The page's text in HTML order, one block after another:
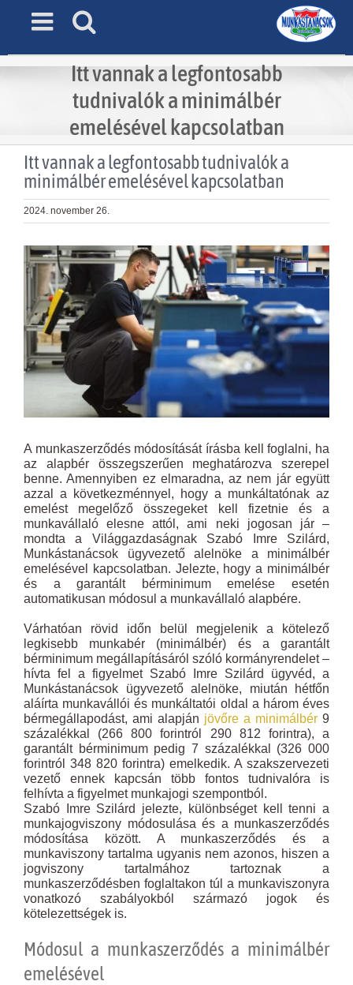
Itt vannak a legfontosabb
tudnivalók a minimálbér
emelésével kapcsolatban
Itt vannak a legfontosabb tudnivalók a
minimálbér emelésével kapcsolatban
2024. november 26.
View
Larger
Image
A munkaszerződés módosítását írásba kell foglalni, ha
az alapbér összegszerűen meghatározva szerepel
benne. Amennyiben ez elmaradna, az nem jár együtt
azzal a következménnyel, hogy a munkáltatónak az
emelést megelőző összegeket kell fizetnie és a
munkavállaló elesne attól, ami neki jogosan jár –
mondta a Világgazdaságnak Szabó Imre Szilárd,
Munkástanácsok ügyvezető alelnöke a minimálbér
emelésével kapcsolatban. Jelezte, hogy a minimálbér
és a garantált bérminimum emelése esetén
automatikusan módosul a munkavállaló alapbére.
Várhatóan rövid időn belül megjelenik a kötelező
legkisebb munkabér (minimálbér) és a garantált
bérminimum megállapításáról szóló kormányrendelet –
hívta fel a figyelmet Szabó Imre Szilárd ügyvéd, a
Munkástanácsok ügyvezető alelnöke, miután hétfőn
aláírta munkavállói és munkáltatói oldal a három éves
bérmegállapodást, ami alapján jövőre a minimálbér 9
százalékkal (266 800 forintról 290 812 forintra), a
garantált bérminimum pedig 7 százalékkal (326 000
forintról 348 820 forintra) emelkedik. A szakszervezeti
vezető ennek kapcsán több fontos tudnivalóra is
felhívta a figyelmet munkajogi szempontból.
Szabó Imre Szilárd jelezte, különbséget kell tenni a
munkajogviszony módosulása és a munkaszerződés
módosítása között. A munkaszerződés és a
munkaviszony tartalma ugyanis nem azonos, hiszen a
jogviszony tartalmához tartoznak a
munkaszerződésben foglaltakon túl a munkaviszonyra
vonatkozó szabályokból származó jogok és
kötelezettségek is.
Módosul a munkaszerződés a minimálbér
emelésével